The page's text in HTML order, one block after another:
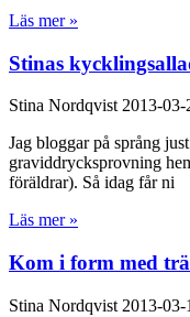
Läs mer »
Stinas
Stina Nordqvist 2013-03-
Jag bloggar på språng
graviddrycksprovning
föräldrar). Så idag får ni
Läs mer »
Kom i form med
Stina Nordqvist 2013-03-